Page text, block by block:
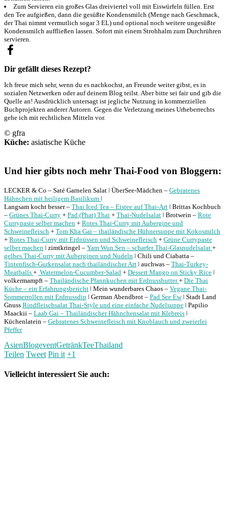
Zum Servieren ein großes Glas dreiviertel voll mit Eiswürfeln füllen. Erst
den Tee aufgießen, dann die gesüßte Kondensmilch (Menge nach Geschmack,
der Thai nimmt vermutlich sogar 3 EL) und optional noch weitere ungesüßte
Kondensmilch auffließen lassen. Sofort mit einem Strohhalm zum Durchrühren
servieren.
Dir gefällt dieses Rezept?
Ich freue mich sehr, wenn du es nachkochst, an Freunde weiter gibst, es in
sozialen Netzwerken oder auf deinem Blog teilst. Aber bitte sei fair und gib die
Quelle an! Ausdrücklich untersagt ist jegliche Nutzung in kommerziellen
Buchprojekten anderer Autoren. Gegen die Verletzung meines Urheberrechts
gehe ich mit rechtlichen Mitteln vor.
© gfra
Küche: asiatische Küche
Und hier gibts noch mehr Thai-Food von Bloggern:
LECKER & Co – Saté Garnelen Salat ǀ ÜberSee-Mädchen – Gebratenes
Hähnchen mit heiligem Basilikum ǀ
Langsam kocht besser – Thai Iced Tea – Eistee auf Thai-Art ǀ Brittas Kochbuch
– Grünes Thai-Curry + Pad (Phat) Thai + Thai-Nudelsalat ǀ Brotwein – Rote
Currypaste selber machen + Rotes Thai-Curry mit Aubergine und
Schweinefleisch + Tom Kha Gai – thailändische Hühnersuppe mit Kokosmilch
+ Rotes Thai-Curry mit Erdnüssen und Schweinefleisch + Grüne Currypaste
selber machen ǀ zimtkringel – Yam Wun Sen – scharfer Thai-Glasnudelsalat +
gelbes Thai-Curry mit Auberginen und Nudeln ǀ Chili und Ciabatta –
Tintenfisch-Gurkensalat nach thailändischer Art ǀ auchwas – Thai-Turkey-
Meatballs + Watermelon-Cucumber-Salad + Dessert Mango on Sticky Rice ǀ
volkermampft – Thailändische Pfannkuchen mit Erdnussbutter+ Die Thai
Küche – ein Erfahrungsbericht ǀ Mein wunderbares Chaos – Vegane Thai-
Sommerrollen mit Erdnussdip ǀ German Abendbrot – Pad See Ewǀ Stadt Land
Gnuss Rindfleischsalat Thai-Style und eine einfache Nudelsuppe ǀ Papilio
Maackii – Laab Gai – Thailändischer Hähnchensalat mit Klebreis ǀ
Küchenlatein – Gebratenes Schweinefleisch mit Knoblauch und zweierlei
Pfeffer
AsienBlogeventGetränkTeeThailand
Teilen Tweet Pin it +1
Vielleicht interessiert Sie auch: